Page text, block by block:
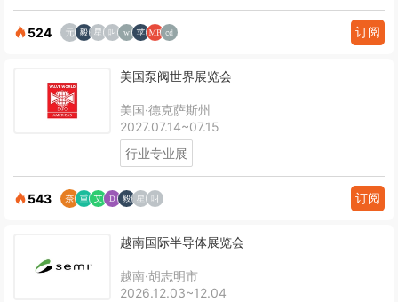
524 订阅
美国泵阀世界展览会
美国·德克萨斯州
2027.07.14~07.15
行业专业展
543 订阅
越南国际半导体展览会
越南·胡志明市
2026.12.03~12.04